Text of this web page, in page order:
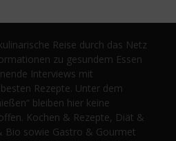
Reise durch das Netz
zu gesundem Essen
Interviews mit
Rezepte. Unter dem
bleiben hier keine
Kochen & Rezepte, Diät &
Bio sowie Gastro & Gourmet